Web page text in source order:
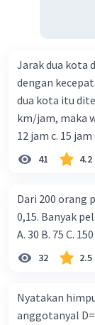
Jarak dua kota
dengan
dua kota itu
km/jam, maka
41 4.2
Dari 200 orang
0,15. Banyak
A. 30 B. 75 C.
32 2.5
Nyatakan
anggotanyal